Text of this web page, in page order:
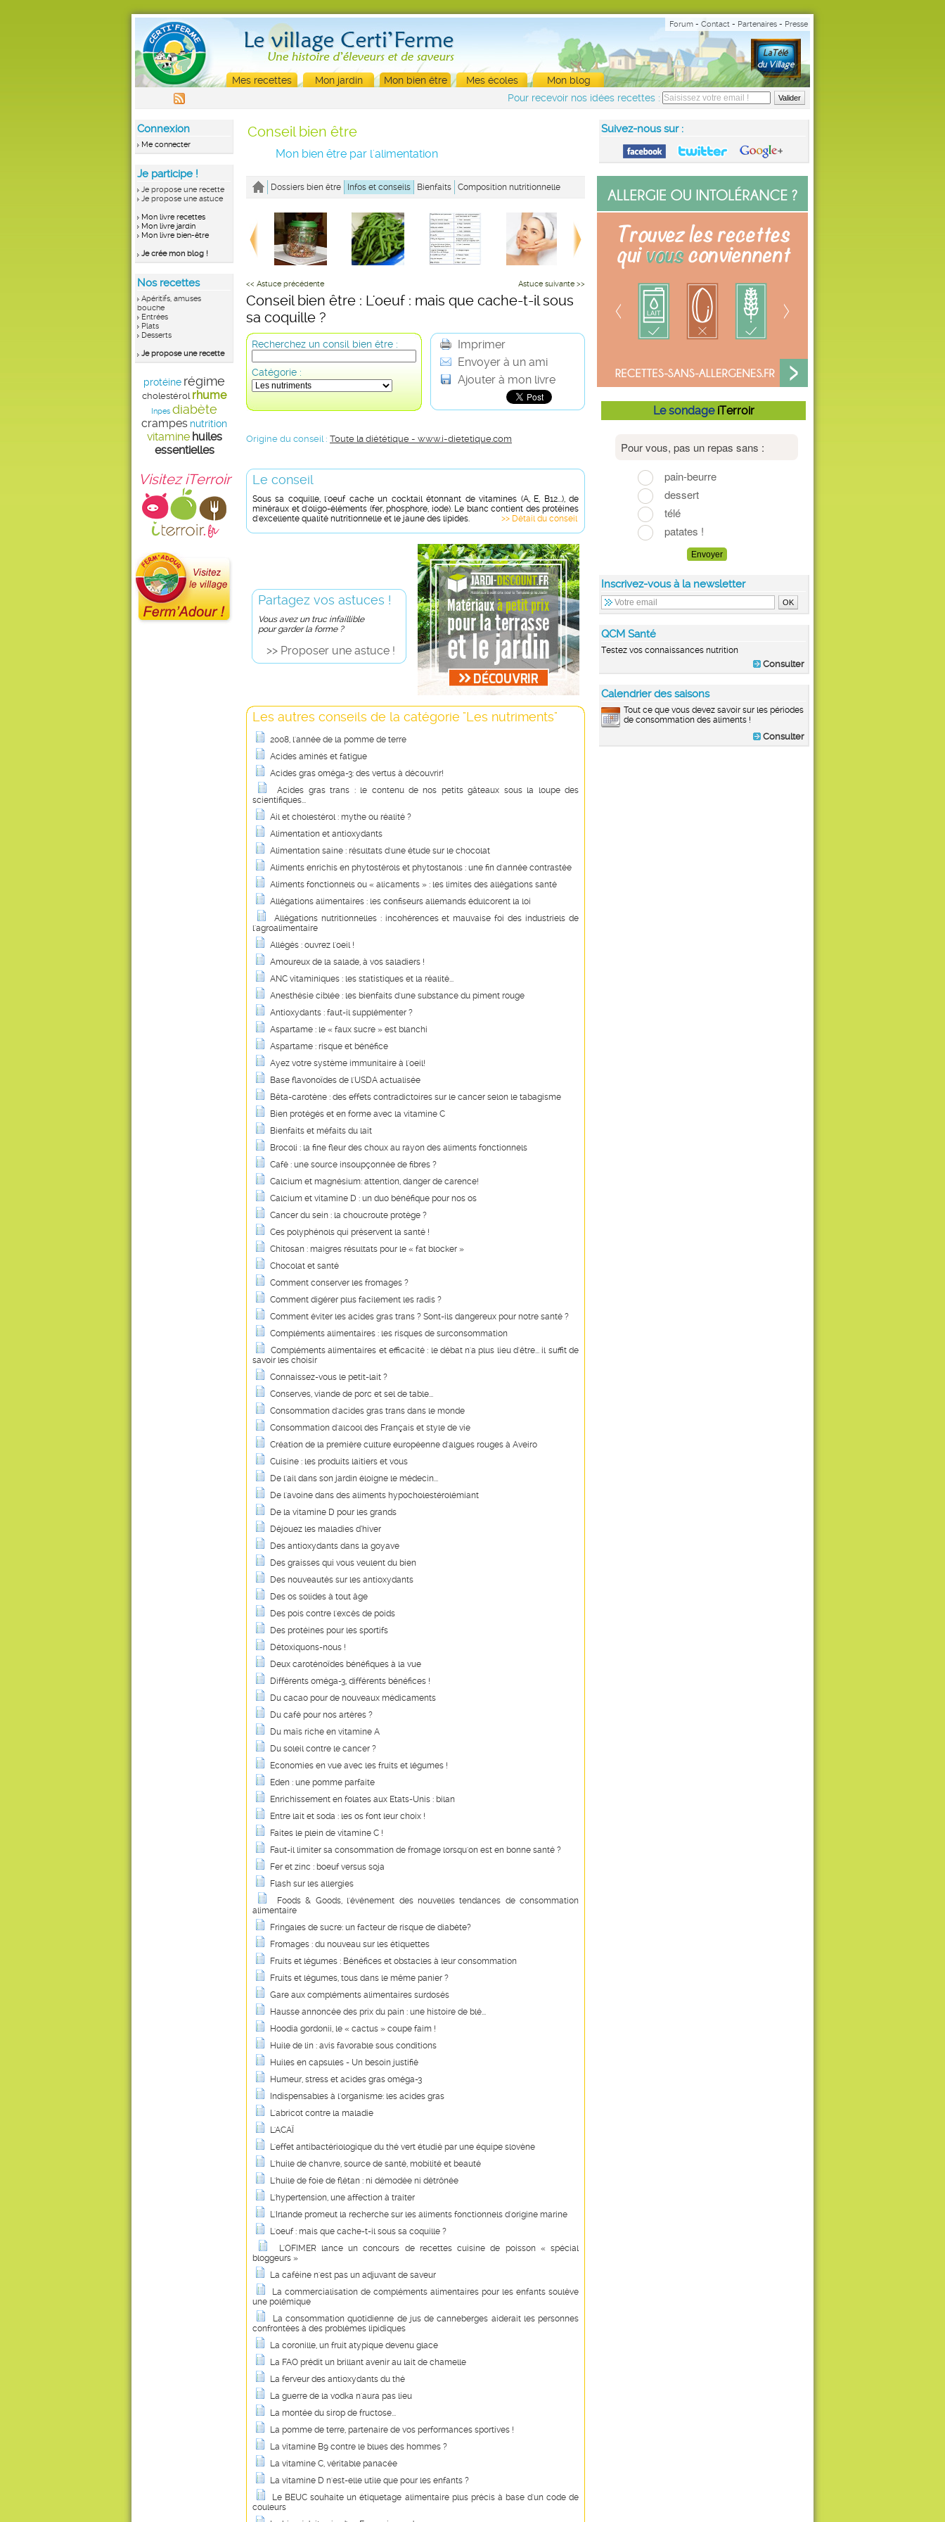
Forum - Contact - Partenaires - Presse
Mes recettes Mon jardin Mon bien être Mes écoles
Mon blog
Pour recevoir nos idées recettes :
Connexion
Me connecter
Je participe !
Je propose une recette
Je propose une astuce
Mon livre recettes
Mon livre jardin
Mon livre bien-être
Je crée mon blog !
Nos recettes
Apéritifs, amuses
bouche
Entrées
Plats
Desserts
Je propose une recette
protéine régime
cholestérol rhume
Inpes diabète
crampes nutrition
vitamine huiles
essentielles
Visitez iTerroir
Suivez-nous sur :
Le sondage iTerroir
Inscrivez-vous à la newsletter
QCM Santé
Testez vos connaissances nutrition
Consulter
Calendrier des saisons
Tout ce que vous devez savoir sur les périodes
de consommation des aliments !
Consulter
Conseil bien être
Mon bien être par l'alimentation
Dossiers bien être Infos et conseils Bienfaits Composition nutritionnelle
Astuce suivante >>
<< Astuce précédente
Conseil bien être : L'oeuf : mais que cache-t-il sous
sa coquille ?
Recherchez un consil bien être :
Catégorie :
Imprimer
Envoyer à un ami
Ajouter à mon livre
Origine du conseil : Toute la diététique - www.i-dietetique.com
Le conseil
Sous sa coquille, l'oeuf cache un cocktail étonnant de vitamines (A, E, B12...), de
minéraux et d'oligo-éléments (fer, phosphore, iode). Le blanc contient des protéines
d'excellente qualité nutritionnelle et le jaune des lipides.
>> Détail du conseil
Partagez vos astuces !
Vous avez un truc infaillible
pour garder la forme ?
>> Proposer une astuce !
Les autres conseils de la catégorie "Les nutriments"
2008, l'année de la pomme de terre
Acides aminés et fatigue
Acides gras oméga-3: des vertus à découvrir!
Acides gras trans : le contenu de nos petits gâteaux sous la loupe des
scientifiques...
Ail et cholestérol : mythe ou réalité ?
Alimentation et antioxydants
Alimentation saine : résultats d'une étude sur le chocolat
Aliments enrichis en phytostérols et phytostanols : une fin d'année contrastée
Aliments fonctionnels ou « alicaments » : les limites des allégations santé
Allégations alimentaires : les confiseurs allemands édulcorent la loi
Allégations nutritionnelles : incohérences et mauvaise foi des industriels de
l'agroalimentaire
Allégés : ouvrez l'oeil !
Amoureux de la salade, à vos saladiers !
ANC vitaminiques : les statistiques et la réalité...
Anesthésie ciblée : les bienfaits d'une substance du piment rouge
Antioxydants : faut-il supplémenter ?
Aspartame : le « faux sucre » est blanchi
Aspartame : risque et bénéfice
Ayez votre système immunitaire à l'oeil!
Base flavonoïdes de l'USDA actualisée
Bêta-carotène : des effets contradictoires sur le cancer selon le tabagisme
Bien protégés et en forme avec la vitamine C
Bienfaits et méfaits du lait
Brocoli : la fine fleur des choux au rayon des aliments fonctionnels
Café : une source insoupçonnée de fibres ?
Calcium et magnésium: attention, danger de carence!
Calcium et vitamine D : un duo bénéfique pour nos os
Cancer du sein : la choucroute protège ?
Ces polyphénols qui préservent la santé !
Chitosan : maigres résultats pour le « fat blocker »
Chocolat et santé
Comment conserver les fromages ?
Comment digérer plus facilement les radis ?
Comment éviter les acides gras trans ? Sont-ils dangereux pour notre santé ?
Compléments alimentaires : les risques de surconsommation
Compléments alimentaires et efficacité : le débat n'a plus lieu d'être... il suffit de
savoir les choisir
Connaissez-vous le petit-lait ?
Conserves, viande de porc et sel de table...
Consommation d'acides gras trans dans le monde
Consommation d'alcool des Français et style de vie
Création de la première culture européenne d'algues rouges à Aveiro
Cuisine : les produits laitiers et vous
De l'ail dans son jardin éloigne le médecin...
De l'avoine dans des aliments hypocholestérolémiant
De la vitamine D pour les grands
Déjouez les maladies d’hiver
Des antioxydants dans la goyave
Des graisses qui vous veulent du bien
Des nouveautés sur les antioxydants
Des os solides à tout âge
Des pois contre l'excès de poids
Des protéines pour les sportifs
Détoxiquons-nous !
Deux caroténoïdes bénéfiques à la vue
Différents oméga-3, différents bénéfices !
Du cacao pour de nouveaux médicaments
Du café pour nos artères ?
Du maïs riche en vitamine A
Du soleil contre le cancer ?
Economies en vue avec les fruits et légumes !
Eden : une pomme parfaite
Enrichissement en folates aux Etats-Unis : bilan
Entre lait et soda : les os font leur choix !
Faites le plein de vitamine C !
Faut-il limiter sa consommation de fromage lorsqu'on est en bonne santé ?
Fer et zinc : boeuf versus soja
Flash sur les allergies
Foods & Goods, l'événement des nouvelles tendances de consommation
alimentaire
Fringales de sucre: un facteur de risque de diabète?
Fromages : du nouveau sur les étiquettes
Fruits et légumes : Bénéfices et obstacles à leur consommation
Fruits et légumes, tous dans le même panier ?
Gare aux compléments alimentaires surdosés
Hausse annoncée des prix du pain : une histoire de blé...
Hoodia gordonii, le « cactus » coupe faim !
Huile de lin : avis favorable sous conditions
Huiles en capsules - Un besoin justifié
Humeur, stress et acides gras oméga-3
Indispensables à l'organisme: les acides gras
L'abricot contre la maladie
L'ACAÏ
L'effet antibactériologique du thé vert étudié par une équipe slovène
L'huile de chanvre, source de santé, mobilité et beauté
L'huile de foie de flétan : ni démodée ni détrônée
L'hypertension, une affection à traiter
L'Irlande promeut la recherche sur les aliments fonctionnels d'origine marine
L'oeuf : mais que cache-t-il sous sa coquille ?
L'OFIMER lance un concours de recettes cuisine de poisson « spécial
bloggeurs »
La caféine n'est pas un adjuvant de saveur
La commercialisation de compléments alimentaires pour les enfants soulève
une polémique
La consommation quotidienne de jus de canneberges aiderait les personnes
confrontées à des problèmes lipidiques
La coronille, un fruit atypique devenu glace
La FAO prédit un brillant avenir au lait de chamelle
La ferveur des antioxydants du thé
La guerre de la vodka n'aura pas lieu
La montée du sirop de fructose...
La pomme de terre, partenaire de vos performances sportives !
La vitamine B9 contre le blues des hommes ?
La vitamine C, véritable panacée
La vitamine D n'est-elle utile que pour les enfants ?
Le BEUC souhaite un étiquetage alimentaire plus précis à base d'un code de
couleurs